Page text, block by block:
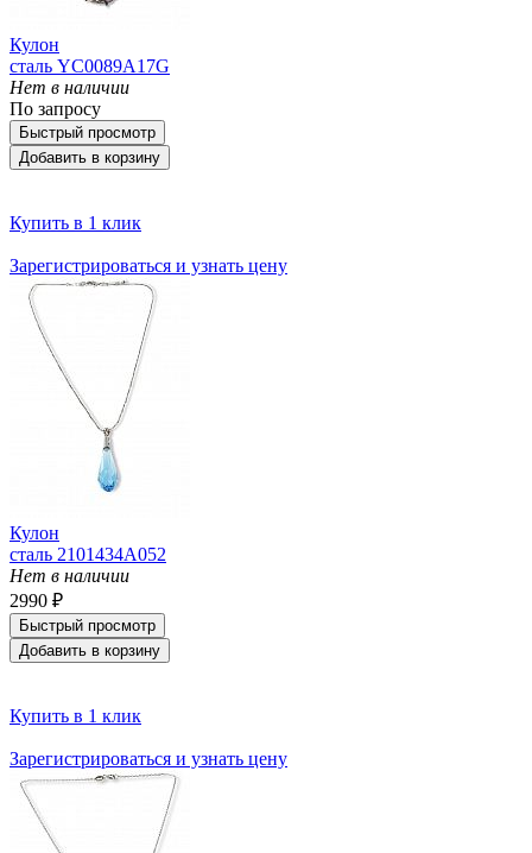
Кулон
сталь YC0089A17G
Нет в наличии
По запросу
Быстрый просмотр
Добавить в корзину
Купить в 1 клик
Зарегистрироваться и узнать цену
Кулон
сталь 2101434A052
Нет в наличии
2990 ₽
Быстрый просмотр
Добавить в корзину
Купить в 1 клик
Зарегистрироваться и узнать цену